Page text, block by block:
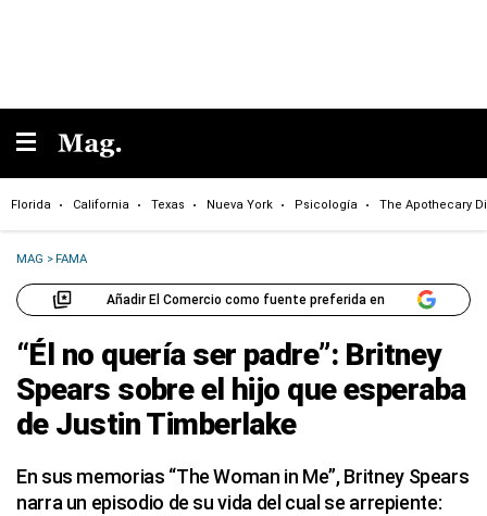
Florida California Texas Nueva York Psicología The Apothecary
MAG >FAMA
Añadir El Comercio como fuente preferida en
“Él no quería ser padre”: Britney
Spears sobre el hijo que esperaba
de Justin Timberlake
En sus memorias “The Woman in Me”, Britney Spears
narra un episodio de su vida del cual se arrepiente: